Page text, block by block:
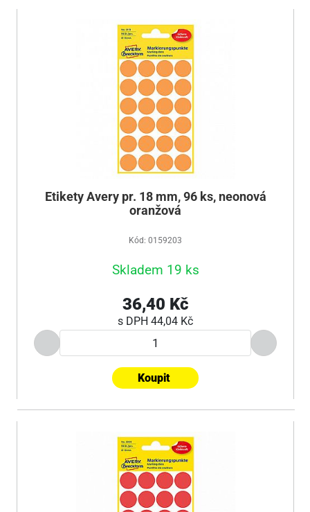
Etikety Avery pr. 18 mm, 96 ks, neonová
oranžová
Kód: 0159203
Skladem 19 ks
36,40 Kč
s DPH 44,04 Kč
Koupit